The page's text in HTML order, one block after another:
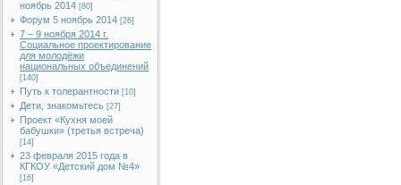
ноябрь 2014 [80]
Форум 5 ноябрь 2014 [26]
7 – 9 ноября 2014 г.
Социальное проектирование
для молодёжи
национальных объединений
[140]
Путь к толерантности [10]
Дети, знакомьтесь [27]
Проект «Кухня моей
бабушки» (третья встреча)
[14]
23 февраля 2015 года в
КГКОУ «Детский дом №4»
[16]